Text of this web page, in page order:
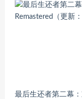
最后生还者第二幕